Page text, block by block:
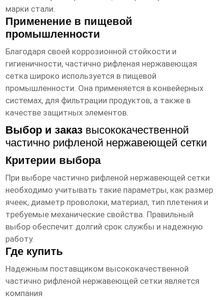
марки стали.
Применение в пищевой
промышленности
Благодаря своей коррозионной стойкости и
гигиеничности, частично рифленая нержавеющая
сетка широко используется в пищевой
промышленности. Она применяется в конвейерных
системах, для фильтрации продуктов, а также в
качестве защитных элементов.
Выбор и заказ высококачественной
частично рифленой нержавеющей сетки
Критерии выбора
При выборе частично рифленой нержавеющей сетки
необходимо учитывать такие параметры, как размер
ячеек, диаметр проволоки, материал, тип плетения и
требуемые механические свойства. Правильный
выбор обеспечит долгий срок службы и надежную
работу.
Где купить
Надежным поставщиком высококачественной
частично рифленой нержавеющей сетки является
компания